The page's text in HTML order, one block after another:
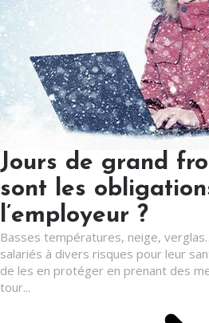
Jours de grand
sont les
l’employeur ?
Basses températures, neige,
salariés à divers risques pour leur
de les en protéger en prenant des
tour...